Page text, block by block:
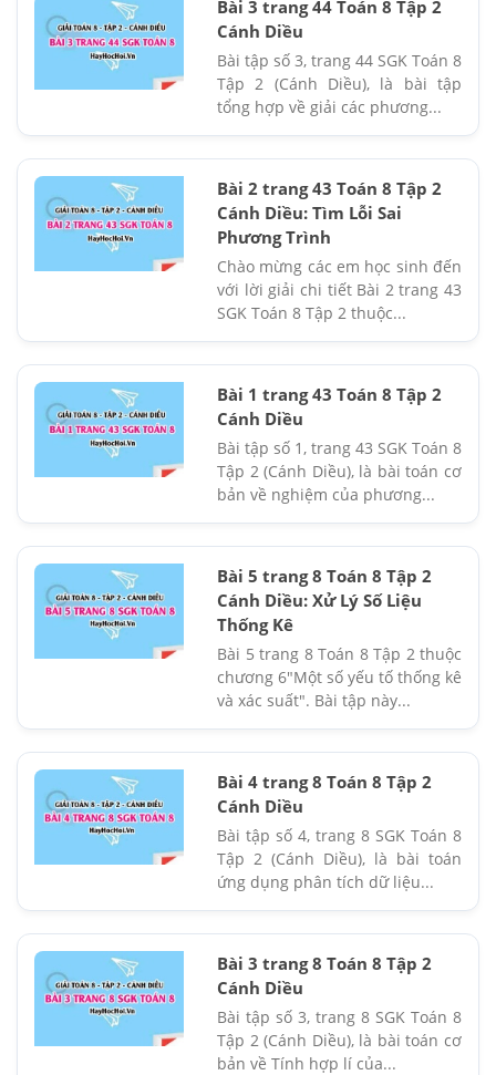
Bài 3 trang 44 Toán 8 Tập 2
Cánh Diều
Bài tập số 3, trang 44 SGK Toán 8
Tập 2 (Cánh Diều), là bài tập
tổng hợp về giải các phương...
Bài 2 trang 43 Toán 8 Tập 2
Cánh Diều: Tìm Lỗi Sai
Phương Trình
Chào mừng các em học sinh đến
với lời giải chi tiết Bài 2 trang 43
SGK Toán 8 Tập 2 thuộc...
Bài 1 trang 43 Toán 8 Tập 2
Cánh Diều
Bài tập số 1, trang 43 SGK Toán 8
Tập 2 (Cánh Diều), là bài toán cơ
bản về nghiệm của phương...
Bài 5 trang 8 Toán 8 Tập 2
Cánh Diều: Xử Lý Số Liệu
Thống Kê
Bài 5 trang 8 Toán 8 Tập 2 thuộc
chương 6"Một số yếu tố thống kê
và xác suất". Bài tập này...
Bài 4 trang 8 Toán 8 Tập 2
Cánh Diều
Bài tập số 4, trang 8 SGK Toán 8
Tập 2 (Cánh Diều), là bài toán
ứng dụng phân tích dữ liệu...
Bài 3 trang 8 Toán 8 Tập 2
Cánh Diều
Bài tập số 3, trang 8 SGK Toán 8
Tập 2 (Cánh Diều), là bài toán cơ
bản về Tính hợp lí của...